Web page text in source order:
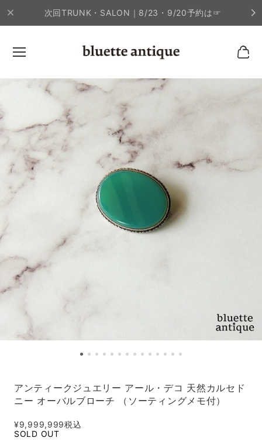
次回TRUNK・SALON｜8/23・9/20予約は☞
アンティークジュエリー アール・デコ 天然カルセド
ニー オーバルブローチ （ソーティングメモ付）
¥9,999,999税込
SOLD OUT